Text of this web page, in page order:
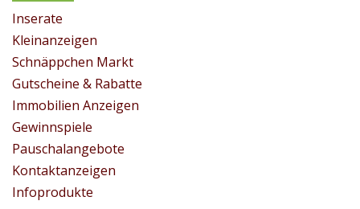
Inserate
Kleinanzeigen
Schnäppchen Markt
Gutscheine & Rabatte
Immobilien Anzeigen
Gewinnspiele
Pauschalangebote
Kontaktanzeigen
Infoprodukte